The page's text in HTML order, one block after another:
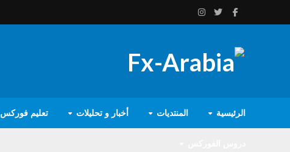
الرئيسية المنتديات أخبار و تحليلات تعليم فوركس